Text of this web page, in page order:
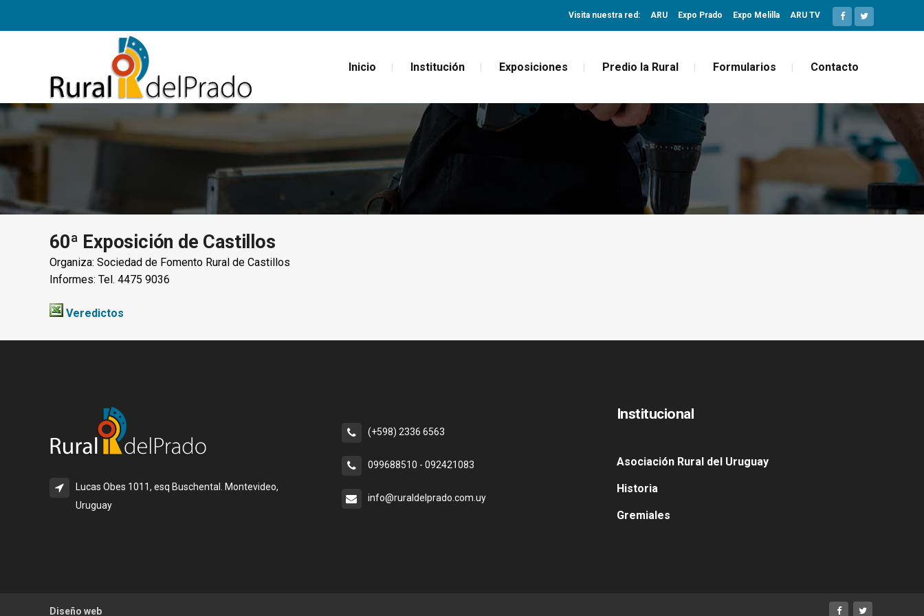
Visita nuestra red: ARU Expo Prado Expo Melilla ARU TV
Inicio Institución Exposiciones Predio la Rural Formularios Contacto
60ª Exposición de Castillos
Organiza: Sociedad de Fomento Rural de Castillos
Informes: Tel. 4475 9036
Veredictos
Lucas Obes 1011, esq Buschental. Montevideo,
Uruguay
(+598) 2336 6563
099688510 - 092421083
info@ruraldelprado.com.uy
Institucional
Asociación Rural del Uruguay
Historia
Gremiales
Diseño web